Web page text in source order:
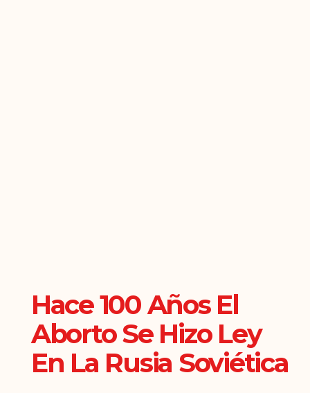
Hace 100 Años El
Aborto Se Hizo Ley
En La Rusia Soviética